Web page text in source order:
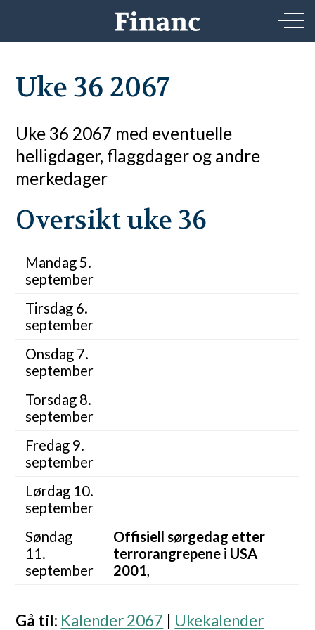
Uke 36 2067
Uke 36 2067 med eventuelle
helligdager, flaggdager og andre
merkedager
Oversikt uke 36
Mandag 5.
september
Tirsdag 6.
september
Onsdag 7.
september
Torsdag 8.
september
Fredag 9.
september
Lørdag 10.
september
Søndag
11.
september
Offisiell sørgedag etter
terrorangrepene i USA
2001,
Gå til: Kalender 2067 Ukekalender